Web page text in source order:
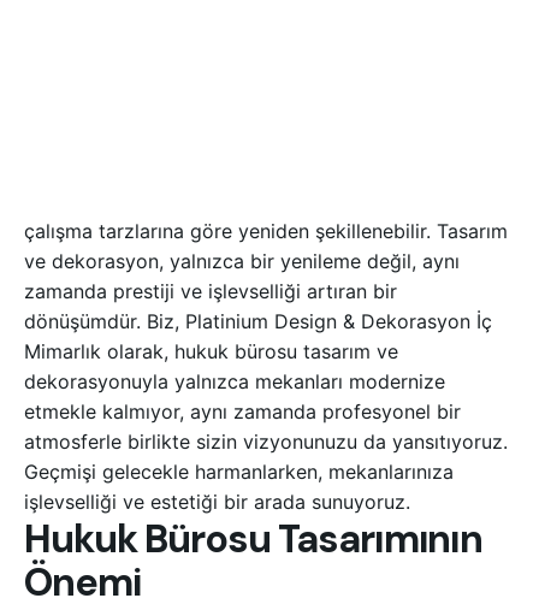
çalışma tarzlarına göre yeniden şekillenebilir. Tasarım
ve dekorasyon, yalnızca bir yenileme değil, aynı
zamanda prestiji ve işlevselliği artıran bir
dönüşümdür. Biz, Platinium Design & Dekorasyon İç
Mimarlık olarak, hukuk bürosu tasarım ve
dekorasyonuyla yalnızca mekanları modernize
etmekle kalmıyor, aynı zamanda profesyonel bir
atmosferle birlikte sizin vizyonunuzu da yansıtıyoruz.
Geçmişi gelecekle harmanlarken, mekanlarınıza
işlevselliği ve estetiği bir arada sunuyoruz.
Hukuk Bürosu Tasarımının
Önemi